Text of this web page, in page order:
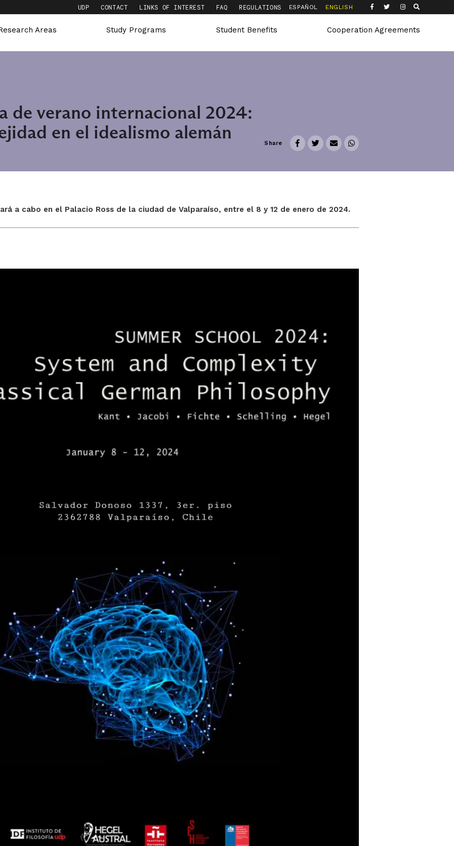
UDP CONTACT LINKS OF INTEREST FAQ REGULATIONS ESPAÑOL ENGLISH
Areas Study Programs Student Benefits Cooperation Agreements
de verano internacional 2024:
en el idealismo alemán
Share
a cabo en el Palacio Ross de la ciudad de Valparaíso, entre el 8 y 12 de enero de 2024.